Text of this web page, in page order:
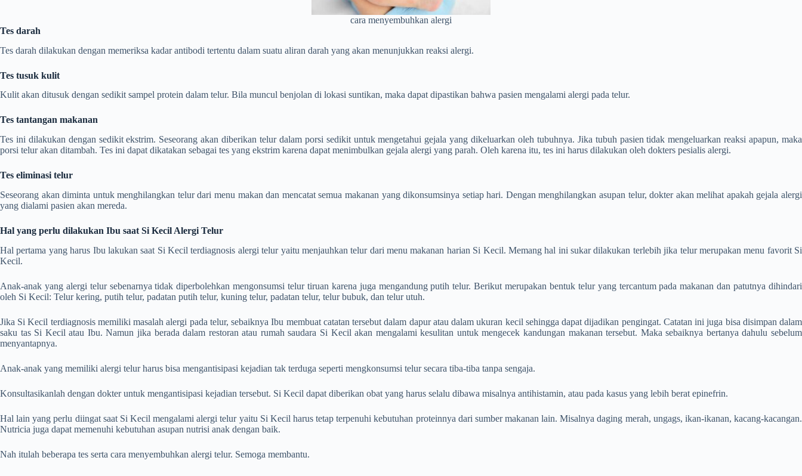
cara menyembuhkan alergi
Tes darah
Tes darah dilakukan dengan memeriksa kadar antibodi tertentu dalam suatu aliran darah yang akan menunjukkan reaksi alergi.
Tes tusuk kulit
Kulit akan ditusuk dengan sedikit sampel protein dalam telur. Bila muncul benjolan di lokasi suntikan, maka dapat dipastikan bahwa pasien mengalami alergi pada telur.
Tes tantangan makanan
Tes ini dilakukan dengan sedikit ekstrim. Seseorang akan diberikan telur dalam porsi sedikit untuk mengetahui gejala yang dikeluarkan oleh tubuhnya. Jika tubuh pasien tidak mengeluarkan reaksi apapun, maka
porsi telur akan ditambah. Tes ini dapat dikatakan sebagai tes yang ekstrim karena dapat menimbulkan gejala alergi yang parah. Oleh karena itu, tes ini harus dilakukan oleh dokters pesialis alergi.
Tes eliminasi telur
Seseorang akan diminta untuk menghilangkan telur dari menu makan dan mencatat semua makanan yang dikonsumsinya setiap hari. Dengan menghilangkan asupan telur, dokter akan melihat apakah gejala alergi
yang dialami pasien akan mereda.
Hal yang perlu dilakukan Ibu saat Si Kecil Alergi Telur
Hal pertama yang harus Ibu lakukan saat Si Kecil terdiagnosis alergi telur yaitu menjauhkan telur dari menu makanan harian Si Kecil. Memang hal ini sukar dilakukan terlebih jika telur merupakan menu favorit Si
Kecil.
Anak-anak yang alergi telur sebenarnya tidak diperbolehkan mengonsumsi telur tiruan karena juga mengandung putih telur. Berikut merupakan bentuk telur yang tercantum pada makanan dan patutnya dihindari
oleh Si Kecil: Telur kering, putih telur, padatan putih telur, kuning telur, padatan telur, telur bubuk, dan telur utuh.
Jika Si Kecil terdiagnosis memiliki masalah alergi pada telur, sebaiknya Ibu membuat catatan tersebut dalam dapur atau dalam ukuran kecil sehingga dapat dijadikan pengingat. Catatan ini juga bisa disimpan dalam
saku tas Si Kecil atau Ibu. Namun jika berada dalam restoran atau rumah saudara Si Kecil akan mengalami kesulitan untuk mengecek kandungan makanan tersebut. Maka sebaiknya bertanya dahulu sebelum
menyantapnya.
Anak-anak yang memiliki alergi telur harus bisa mengantisipasi kejadian tak terduga seperti mengkonsumsi telur secara tiba-tiba tanpa sengaja.
Konsultasikanlah dengan dokter untuk mengantisipasi kejadian tersebut. Si Kecil dapat diberikan obat yang harus selalu dibawa misalnya antihistamin, atau pada kasus yang lebih berat epinefrin.
Hal lain yang perlu diingat saat Si Kecil mengalami alergi telur yaitu Si Kecil harus tetap terpenuhi kebutuhan proteinnya dari sumber makanan lain. Misalnya daging merah, ungags, ikan-ikanan, kacang-kacangan.
Nutricia juga dapat memenuhi kebutuhan asupan nutrisi anak dengan baik.
Nah itulah beberapa tes serta cara menyembuhkan alergi telur. Semoga membantu.